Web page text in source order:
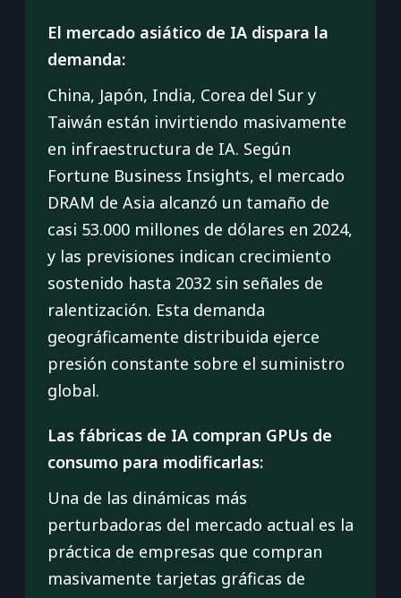
El mercado asiático de IA dispara la
demanda:
China, Japón, India, Corea del Sur y
Taiwán están invirtiendo masivamente
en infraestructura de IA. Según
Fortune Business Insights, el mercado
DRAM de Asia alcanzó un tamaño de
casi 53.000 millones de dólares en 2024,
y las previsiones indican crecimiento
sostenido hasta 2032 sin señales de
ralentización. Esta demanda
geográficamente distribuida ejerce
presión constante sobre el suministro
global.
Las fábricas de IA compran GPUs de
consumo para modificarlas:
Una de las dinámicas más
perturbadoras del mercado actual es la
práctica de empresas que compran
masivamente tarjetas gráficas de